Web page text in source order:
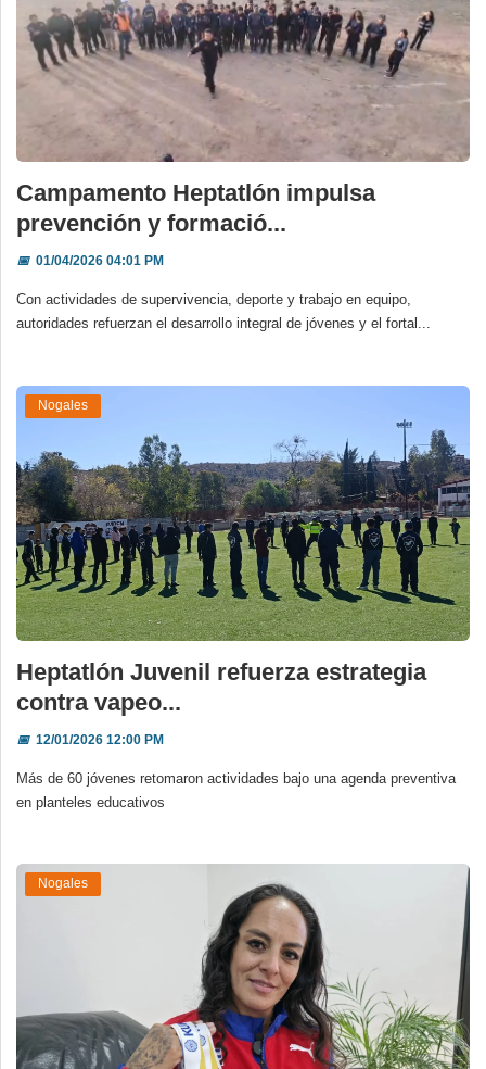
Campamento Heptatlón impulsa
prevención y formació...
📅01/04/2026 04:01 PM
Con actividades de supervivencia, deporte y trabajo en equipo,
autoridades refuerzan el desarrollo integral de jóvenes y el fortal...
Nogales
Heptatlón Juvenil refuerza estrategia
contra vapeo...
📅12/01/2026 12:00 PM
Más de 60 jóvenes retomaron actividades bajo una agenda preventiva
en planteles educativos
Nogales